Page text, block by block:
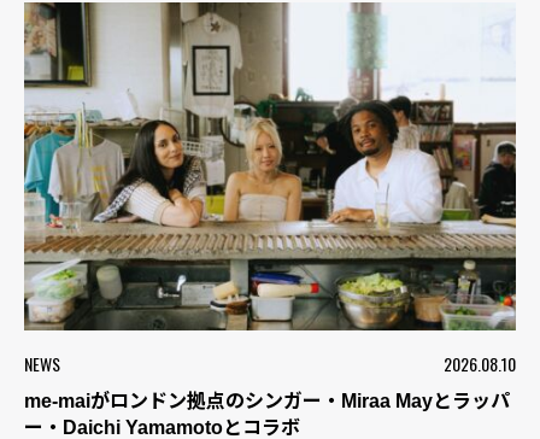
NEWS 2026.08.10
me-maiがロンドン拠点のシンガー・Miraa Mayとラッパ
ー・Daichi Yamamotoとコラボ